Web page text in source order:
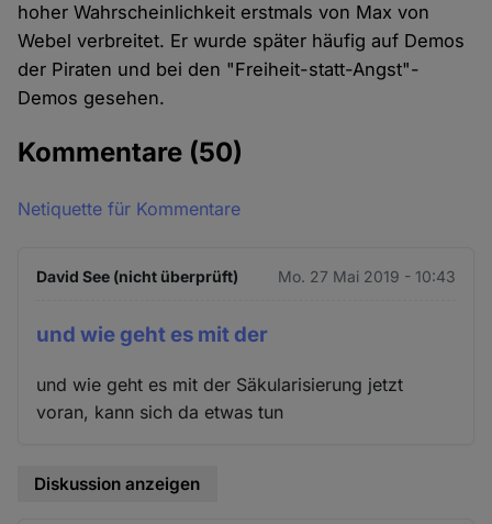
hoher Wahrscheinlichkeit erstmals von Max von
Webel verbreitet. Er wurde später häufig auf Demos
der Piraten und bei den "Freiheit-statt-Angst"-
Demos gesehen.
Kommentare (50)
Netiquette für Kommentare
David See (nicht überprüft) Mo. 27 Mai 2019 - 10:43
und wie geht es mit der
und wie geht es mit der Säkularisierung jetzt
voran, kann sich da etwas tun
Diskussion anzeigen